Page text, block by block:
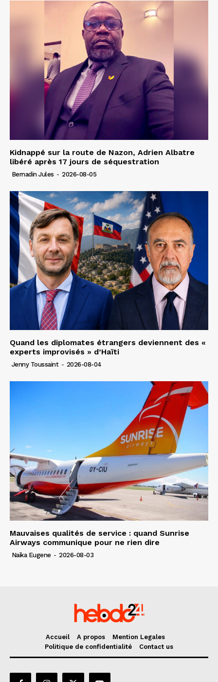
Kidnappé sur la route de Nazon, Adrien Albatre
libéré après 17 jours de séquestration
Bernadin Jules - 2026-08-05
Quand les diplomates étrangers deviennent des «
experts improvisés » d’Haïti
Jenny Toussaint - 2026-08-04
Mauvaises qualités de service : quand Sunrise
Airways communique pour ne rien dire
Naïka Eugene - 2026-08-03
Accueil A propos
Mention Legales
Politique de confidentialité
Contact us